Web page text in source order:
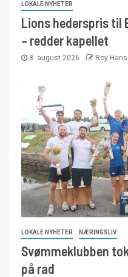
LOKALE NYHETER
Lions hederspris til
– redder kapellet
8. august 2026 Roy
LOKALE NYHETER NÆRINGSLIV
Svømmeklubben
på rad